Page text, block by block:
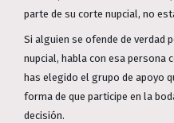
parte de su corte nupcial, no
Si alguien se ofende de verdad
nupcial, habla con esa persona
has elegido el grupo de apoyo
forma de que participe en la
decisión.